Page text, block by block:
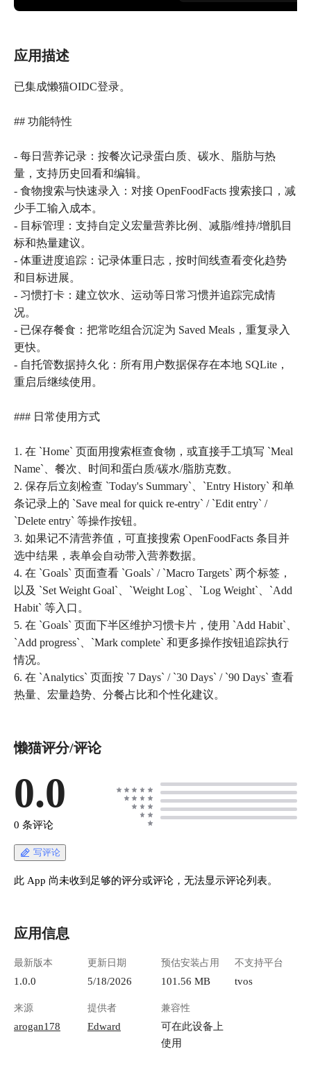
应用描述
已集成懒猫OIDC登录。
## 功能特性
- 每日营养记录：按餐次记录蛋白质、碳水、脂肪与热
量，支持历史回看和编辑。
- 食物搜索与快速录入：对接 OpenFoodFacts 搜索接口，减
少手工输入成本。
- 目标管理：支持自定义宏量营养比例、减脂/维持/增肌目
标和热量建议。
- 体重进度追踪：记录体重日志，按时间线查看变化趋势
和目标进展。
- 习惯打卡：建立饮水、运动等日常习惯并追踪完成情
况。
- 已保存餐食：把常吃组合沉淀为 Saved Meals，重复录入
更快。
- 自托管数据持久化：所有用户数据保存在本地 SQLite，
重启后继续使用。
### 日常使用方式
1. 在 `Home` 页面用搜索框查食物，或直接手工填写 `Meal
Name`、餐次、时间和蛋白质/碳水/脂肪克数。
2. 保存后立刻检查 `Today's Summary`、`Entry History` 和单
条记录上的 `Save meal for quick re-entry` / `Edit entry` /
`Delete entry` 等操作按钮。
3. 如果记不清营养值，可直接搜索 OpenFoodFacts 条目并
选中结果，表单会自动带入营养数据。
4. 在 `Goals` 页面查看 `Goals` / `Macro Targets` 两个标签，
以及 `Set Weight Goal`、`Weight Log`、`Log Weight`、`Add
Habit` 等入口。
5. 在 `Goals` 页面下半区维护习惯卡片，使用 `Add Habit`、
`Add progress`、`Mark complete` 和更多操作按钮追踪执行
情况。
6. 在 `Analytics` 页面按 `7 Days` / `30 Days` / `90 Days` 查看
热量、宏量趋势、分餐占比和个性化建议。
懒猫评分/评论
0.0
0 条评论
写评论
此 App 尚未收到足够的评分或评论，无法显示评论列表。
应用信息
最新版本
1.0.0
更新日期
5/18/2026
预估安装占用
101.56 MB
不支持平台
tvos
来源
arogan178
提供者
Edward
兼容性
可在此设备上
使用